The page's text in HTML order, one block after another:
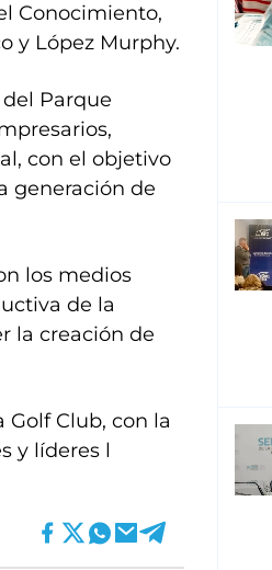
Conocimiento,
y López Murphy.
Parque
con el objetivo
generación de
los medios
de la
la creación de
Club, con la
y líderes l